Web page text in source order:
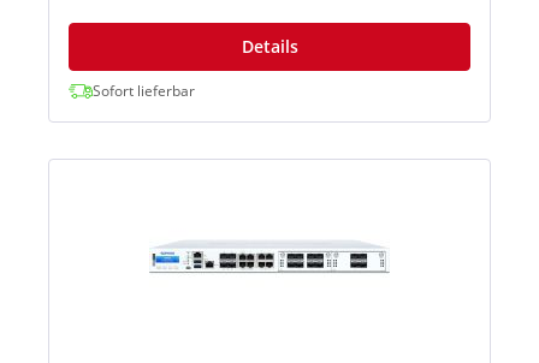
Details
Sofort lieferbar